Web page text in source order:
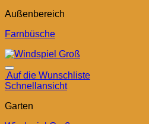
Außenbereich
Farnbüsche
Auf die Wunschliste
Schnellansicht
Garten